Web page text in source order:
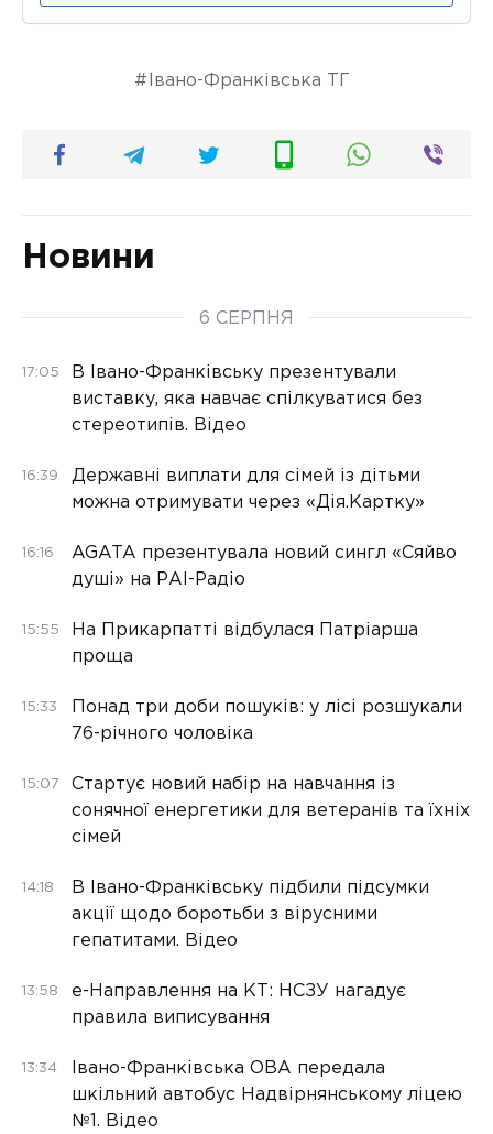
Івано-Франківська ТГ
Новини
6 СЕРПНЯ
17:05
В Івано-Франківську презентували
виставку, яка навчає спілкуватися без
стереотипів. Відео
16:39
Державні виплати для сімей із дітьми
можна отримувати через «Дія.Картку»
16:16
AGATA презентувала новий сингл «Сяйво
душі» на РАІ-Радіо
15:55
На Прикарпатті відбулася Патріарша
проща
15:33
Понад три доби пошуків: у лісі розшукали
76-річного чоловіка
15:07
Стартує новий набір на навчання із
сонячної енергетики для ветеранів та їхніх
сімей
14:18
В Івано-Франківську підбили підсумки
акції щодо боротьби з вірусними
гепатитами. Відео
13:58
е-Направлення на КТ: НСЗУ нагадує
правила виписування
13:34
Івано-Франківська ОВА передала
шкільний автобус Надвірнянському ліцею
№1. Відео